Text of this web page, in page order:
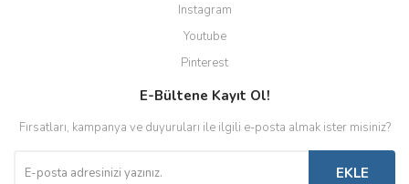
Instagram
Youtube
Pinterest
E-Bültene Kayıt Ol!
Fırsatları, kampanya ve duyuruları ile ilgili e-posta almak ister misiniz?
EKLE